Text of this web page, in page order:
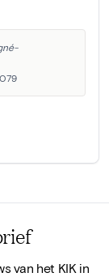
van het KIK in